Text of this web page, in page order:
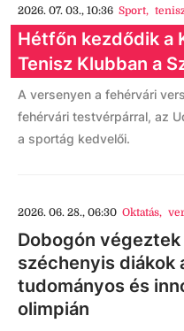
2026. 07. 03., 10:36 Sport,
Hétfőn kezdődik a
Tenisz Klubban a
A versenyen a fehérvári
fehérvári testvérpárral, az
a sportág kedvelői.
2026. 06. 28., 06:30 Oktatás,
Dobogón végeztek
széchenyis diákok
tudományos és
olimpián